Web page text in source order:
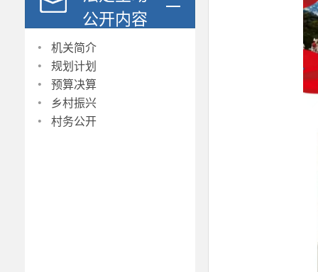
公开内容
· 机关简介
· 规划计划
· 预算决算
· 乡村振兴
· 村务公开